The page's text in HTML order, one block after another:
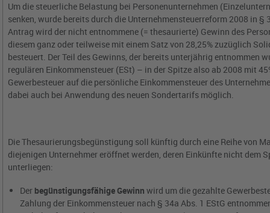
Um die steuerliche Belastung bei Personenunternehmen
senken, wurde bereits durch die Unternehmensteuerreform 2008 in §
Antrag wird der nicht entnommene (= thesaurierte) Gewinn des
diesem ganz oder teilweise mit einem Satz von 28,25% zuzüglich
besteuert. Der Teil des Gewinns, der bereits unterjährig entnommen
regulären Einkommensteuer (ESt) – in der Spitze also ab 2008 mit
Gewerbesteuer auf die persönliche Einkommensteuer des
dabei auch bei Anwendung des neuen Sondertarifs möglich.
Die Thesaurierungsbegünstigung soll künftig durch eine Reihe von
diejenigen Unternehmer eröffnet werden, deren Einkünfte nicht dem
unterliegen:
Der begünstigungsfähige Gewinn wird um die gezahlte
Zahlung der Einkommensteuer nach § 34a Abs. 1 EStG